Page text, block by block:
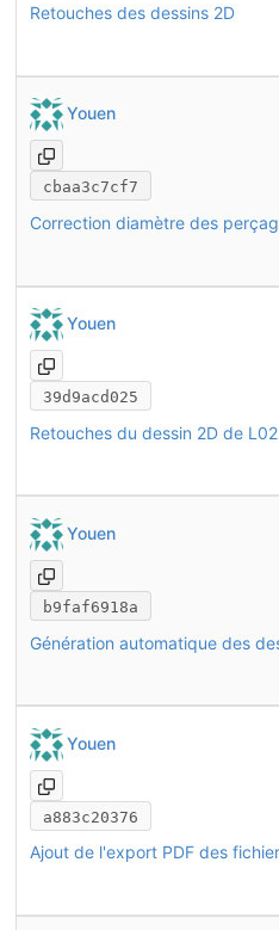
Retouches des dessins 2D
Youen
cbaa3c7cf7
Youen
39d9acd025
Retouches du dessin 2D de L02
Youen
b9faf6918a
Youen
a883c20376